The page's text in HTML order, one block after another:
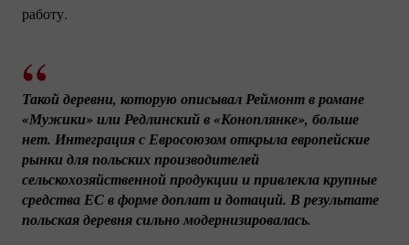
работу.
Такой деревни, которую описывал Реймонт в романе
«Мужики» или Редлинский в «Коноплянке», больше
нет. Интеграция с Евросоюзом открыла европейские
рынки для польских производителей
сельскохозяйственной продукции и привлекла крупные
средства ЕС в форме доплат и дотаций. В результате
польская деревня сильно модернизировалась.